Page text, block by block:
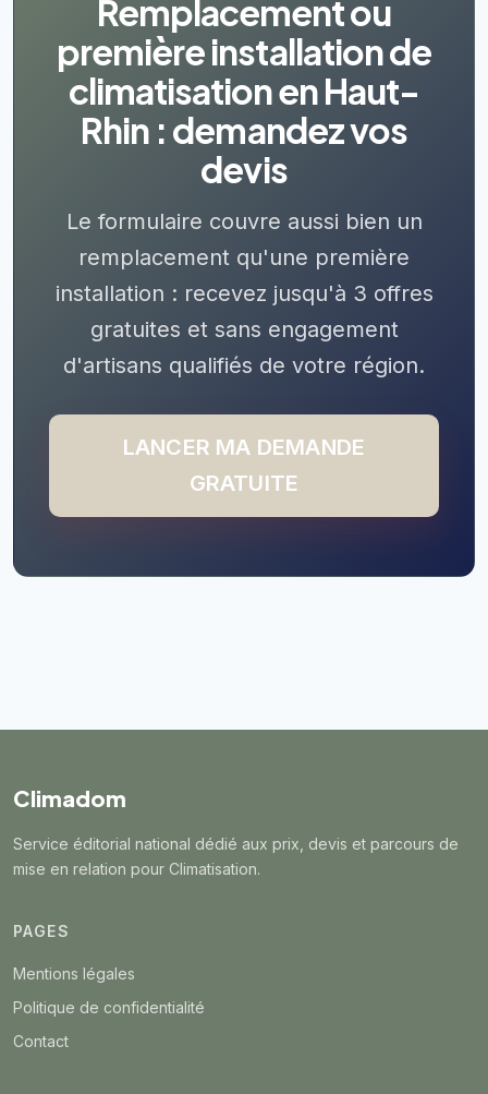
Remplacement ou
première installation de
climatisation en Haut-
Rhin : demandez vos
devis
Le formulaire couvre aussi bien un
remplacement qu'une première
installation : recevez jusqu'à 3 offres
gratuites et sans engagement
d'artisans qualifiés de votre région.
LANCER MA DEMANDE
GRATUITE
Climadom
Service éditorial national dédié aux prix, devis et parcours de
mise en relation pour Climatisation.
PAGES
Mentions légales
Politique de confidentialité
Contact